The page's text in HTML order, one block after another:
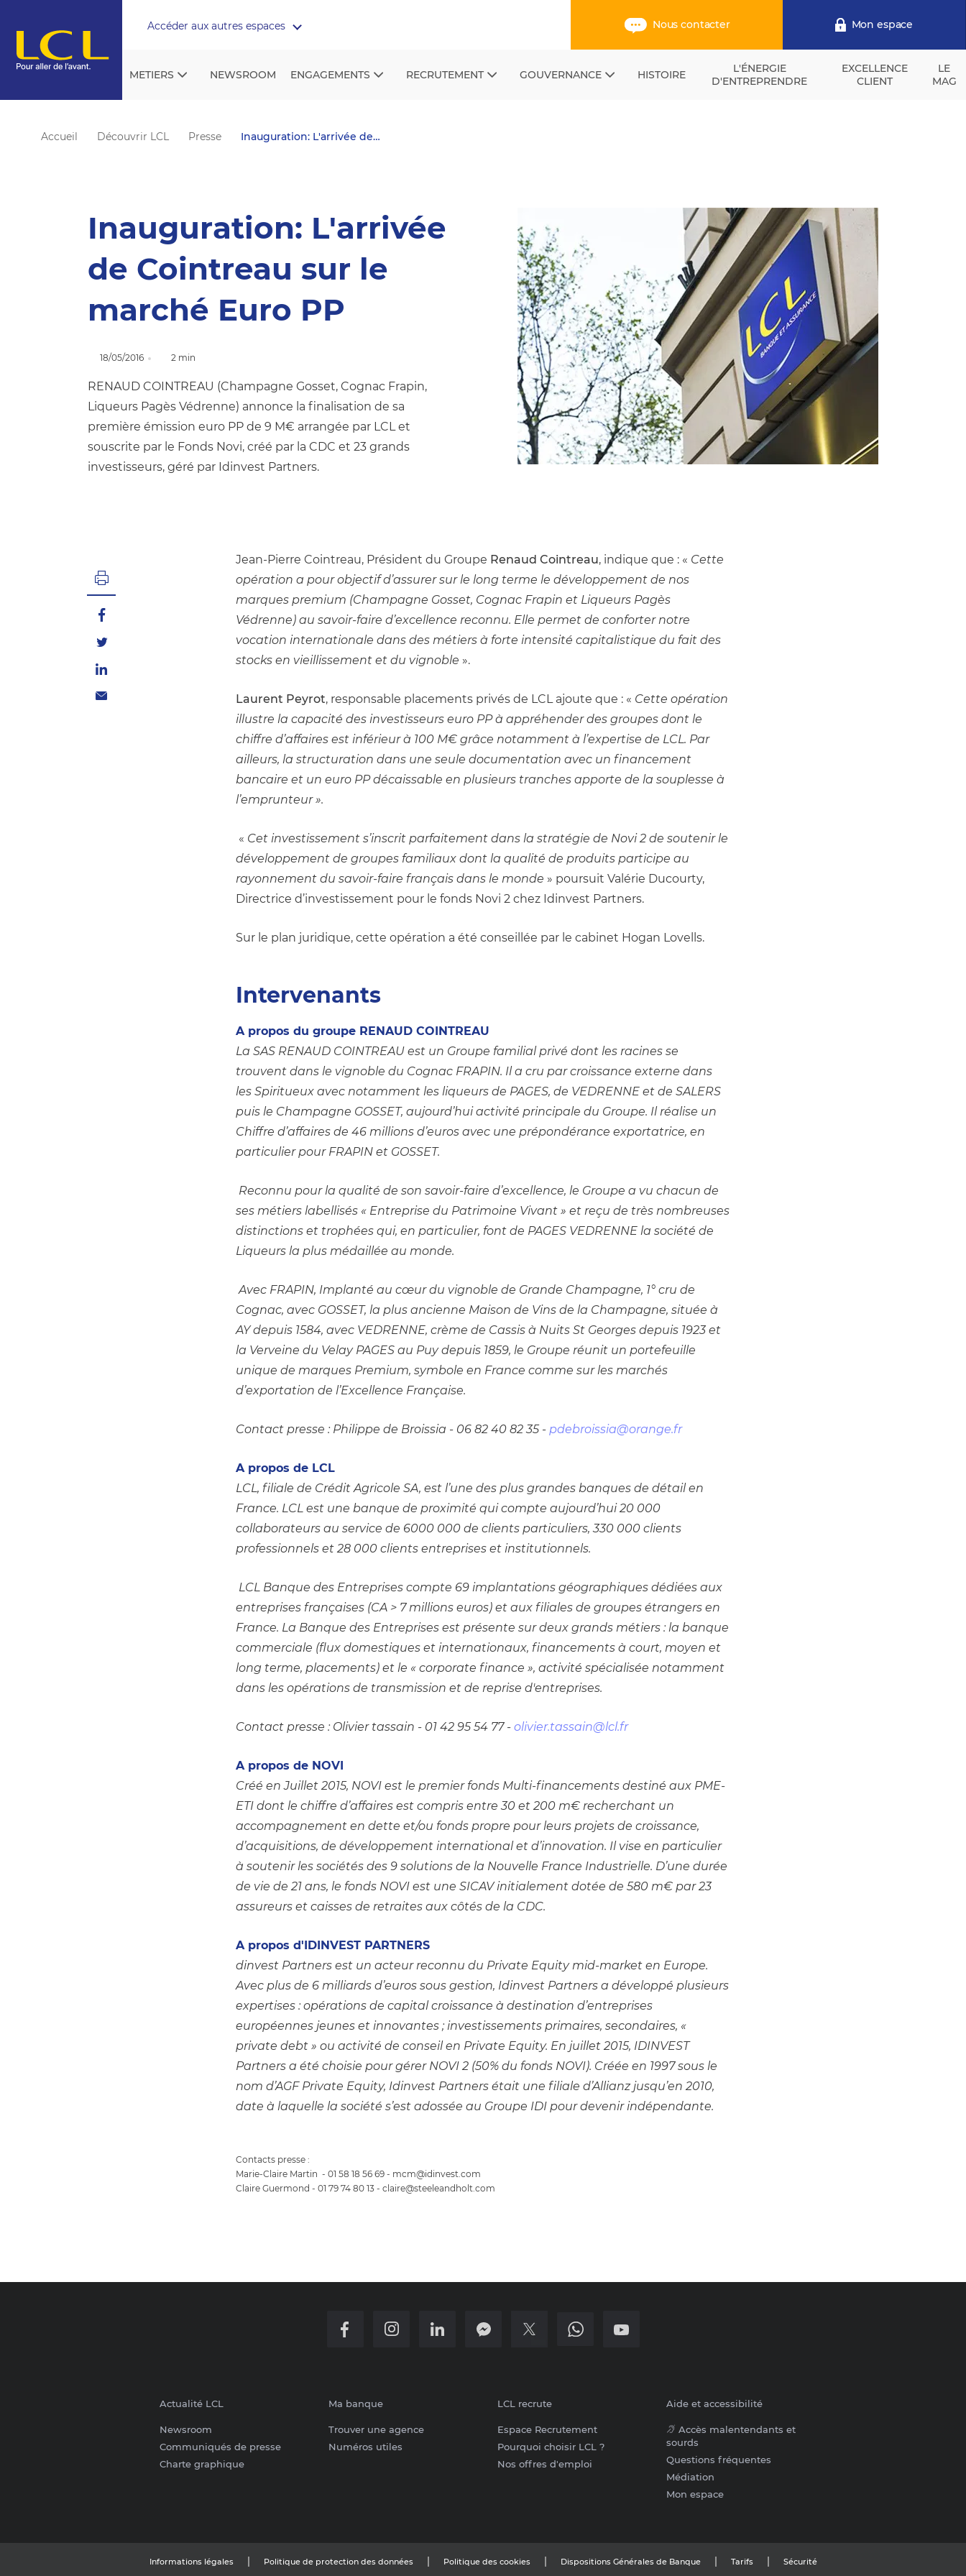
Accéder aux autres espaces Nous contacter Mon espace
METIERS NEWSROOM ENGAGEMENTS RECRUTEMENT GOUVERNANCE HISTOIRE
L'ÉNERGIE
D'ENTREPRENDRE
EXCELLENCE
CLIENT
LE
MAG
Accueil Découvrir LCL Presse Inauguration: L'arrivée de…
Inauguration: L'arrivée
de Cointreau sur le
marché Euro PP
18/05/2016 2 min
RENAUD COINTREAU (Champagne Gosset, Cognac Frapin,
Liqueurs Pagès Védrenne) annonce la finalisation de sa
première émission euro PP de 9 M€ arrangée par LCL et
souscrite par le Fonds Novi, créé par la CDC et 23 grands
investisseurs, géré par Idinvest Partners.
Jean-Pierre Cointreau, Président du Groupe Renaud Cointreau, indique que : « Cette
opération a pour objectif d’assurer sur le long terme le développement de nos
marques premium (Champagne Gosset, Cognac Frapin et Liqueurs Pagès
Védrenne) au savoir-faire d’excellence reconnu. Elle permet de conforter notre
vocation internationale dans des métiers à forte intensité capitalistique du fait des
stocks en vieillissement et du vignoble ».
Laurent Peyrot, responsable placements privés de LCL ajoute que : « Cette opération
illustre la capacité des investisseurs euro PP à appréhender des groupes dont le
chiffre d’affaires est inférieur à 100 M€ grâce notamment à l’expertise de LCL. Par
ailleurs, la structuration dans une seule documentation avec un financement
bancaire et un euro PP décaissable en plusieurs tranches apporte de la souplesse à
l’emprunteur ».
« Cet investissement s’inscrit parfaitement dans la stratégie de Novi 2 de soutenir le
développement de groupes familiaux dont la qualité de produits participe au
rayonnement du savoir-faire français dans le monde » poursuit Valérie Ducourty,
Directrice d’investissement pour le fonds Novi 2 chez Idinvest Partners.
Sur le plan juridique, cette opération a été conseillée par le cabinet Hogan Lovells.
Intervenants
A propos du groupe RENAUD COINTREAU
La SAS RENAUD COINTREAU est un Groupe familial privé dont les racines se
trouvent dans le vignoble du Cognac FRAPIN. Il a cru par croissance externe dans
les Spiritueux avec notamment les liqueurs de PAGES, de VEDRENNE et de SALERS
puis le Champagne GOSSET, aujourd’hui activité principale du Groupe. Il réalise un
Chiffre d’affaires de 46 millions d’euros avec une prépondérance exportatrice, en
particulier pour FRAPIN et GOSSET.
Reconnu pour la qualité de son savoir-faire d’excellence, le Groupe a vu chacun de
ses métiers labellisés « Entreprise du Patrimoine Vivant » et reçu de très nombreuses
distinctions et trophées qui, en particulier, font de PAGES VEDRENNE la société de
Liqueurs la plus médaillée au monde.
Avec FRAPIN, Implanté au cœur du vignoble de Grande Champagne, 1° cru de
Cognac, avec GOSSET, la plus ancienne Maison de Vins de la Champagne, située à
AY depuis 1584, avec VEDRENNE, crème de Cassis à Nuits St Georges depuis 1923 et
la Verveine du Velay PAGES au Puy depuis 1859, le Groupe réunit un portefeuille
unique de marques Premium, symbole en France comme sur les marchés
d’exportation de l’Excellence Française.
Contact presse : Philippe de Broissia - 06 82 40 82 35 - pdebroissia@orange.fr
A propos de LCL
LCL, filiale de Crédit Agricole SA, est l’une des plus grandes banques de détail en
France. LCL est une banque de proximité qui compte aujourd’hui 20 000
collaborateurs au service de 6000 000 de clients particuliers, 330 000 clients
professionnels et 28 000 clients entreprises et institutionnels.
LCL Banque des Entreprises compte 69 implantations géographiques dédiées aux
entreprises françaises (CA > 7 millions euros) et aux filiales de groupes étrangers en
France. La Banque des Entreprises est présente sur deux grands métiers : la banque
commerciale (flux domestiques et internationaux, financements à court, moyen et
long terme, placements) et le « corporate finance », activité spécialisée notamment
dans les opérations de transmission et de reprise d'entreprises.
Contact presse : Olivier tassain - 01 42 95 54 77 - olivier.tassain@lcl.fr
A propos de NOVI
Créé en Juillet 2015, NOVI est le premier fonds Multi-financements destiné aux PME-
ETI dont le chiffre d’affaires est compris entre 30 et 200 m€ recherchant un
accompagnement en dette et/ou fonds propre pour leurs projets de croissance,
d’acquisitions, de développement international et d’innovation. Il vise en particulier
à soutenir les sociétés des 9 solutions de la Nouvelle France Industrielle. D’une durée
de vie de 21 ans, le fonds NOVI est une SICAV initialement dotée de 580 m€ par 23
assureurs et caisses de retraites aux côtés de la CDC.
A propos d'IDINVEST PARTNERS
dinvest Partners est un acteur reconnu du Private Equity mid-market en Europe.
Avec plus de 6 milliards d’euros sous gestion, Idinvest Partners a développé plusieurs
expertises : opérations de capital croissance à destination d’entreprises
européennes jeunes et innovantes ; investissements primaires, secondaires, «
private debt » ou activité de conseil en Private Equity. En juillet 2015, IDINVEST
Partners a été choisie pour gérer NOVI 2 (50% du fonds NOVI). Créée en 1997 sous le
nom d’AGF Private Equity, Idinvest Partners était une filiale d’Allianz jusqu’en 2010,
date à laquelle la société s’est adossée au Groupe IDI pour devenir indépendante.
Contacts presse :
Marie-Claire Martin - 01 58 18 56 69 - mcm@idinvest.com
Claire Guermond - 01 79 74 80 13 - claire@steeleandholt.com
Actualité LCL
Newsroom
Communiqués de presse
Charte graphique
Ma banque
Trouver une agence
Numéros utiles
LCL recrute
Espace Recrutement
Pourquoi choisir LCL ?
Nos offres d'emploi
Aide et accessibilité
Accès malentendants et
sourds
Questions fréquentes
Médiation
Mon espace
Informations légales Politique de protection des données Politique des cookies Dispositions Générales de Banque Tarifs Sécurité